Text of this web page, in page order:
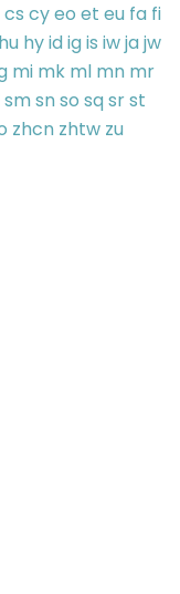
cs cyeo et eu fa fi
hu hyidigis iwjajw
mi mk ml mn mr
smsnso sqsrst
zhcn zhtw zu